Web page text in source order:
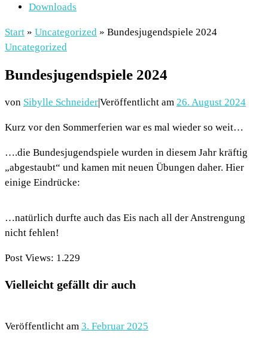
Downloads
Start » Uncategorized » Bundesjugendspiele 2024
Uncategorized
Bundesjugendspiele 2024
von Sibylle Schneider|Veröffentlicht am 26. August 2024
Kurz vor den Sommerferien war es mal wieder so weit…
….die Bundesjugendspiele wurden in diesem Jahr kräftig
„abgestaubt“ und kamen mit neuen Übungen daher. Hier
einige Eindrücke:
…natürlich durfte auch das Eis nach all der Anstrengung
nicht fehlen!
Post Views: 1.229
Vielleicht gefällt dir auch
Veröffentlicht am 3. Februar 2025